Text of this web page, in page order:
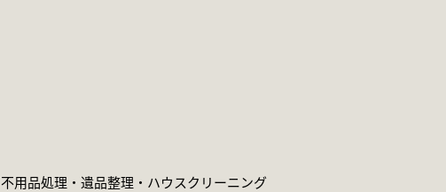
不用品処理・遺品整理・ ハウスクリーニング